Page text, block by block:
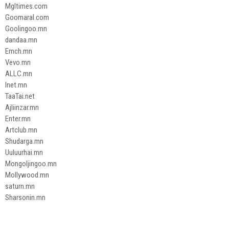
Mgltimes.com
Goomaral.com
Goolingoo.mn
dandaa.mn
Emch.mn
Vevo.mn
ALLC.mn
Inet.mn
TaaTai.net
Ajliinzar.mn
Enter.mn
Artclub.mn
Shudarga.mn
Uuluurhai.mn
Mongoljingoo.mn
Mollywood.mn
saturn.mn
Sharsonin.mn